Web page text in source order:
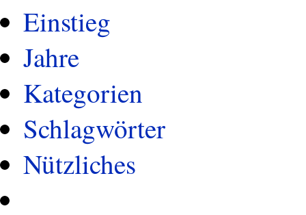
Einstieg
Jahre
Kategorien
Schlagwörter
Nützliches